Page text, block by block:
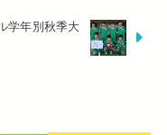
学年別秋季大